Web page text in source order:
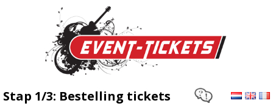
Stap 1/3: Bestelling tickets